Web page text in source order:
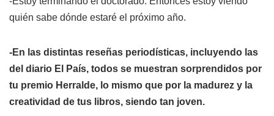
quién sabe dónde estaré el próximo año.
-En las distintas reseñas periodísticas, incluyendo las
del diario El País, todos se muestran sorprendidos por
tu premio Herralde, lo mismo que por la madurez y la
creatividad de tus libros, siendo tan joven.